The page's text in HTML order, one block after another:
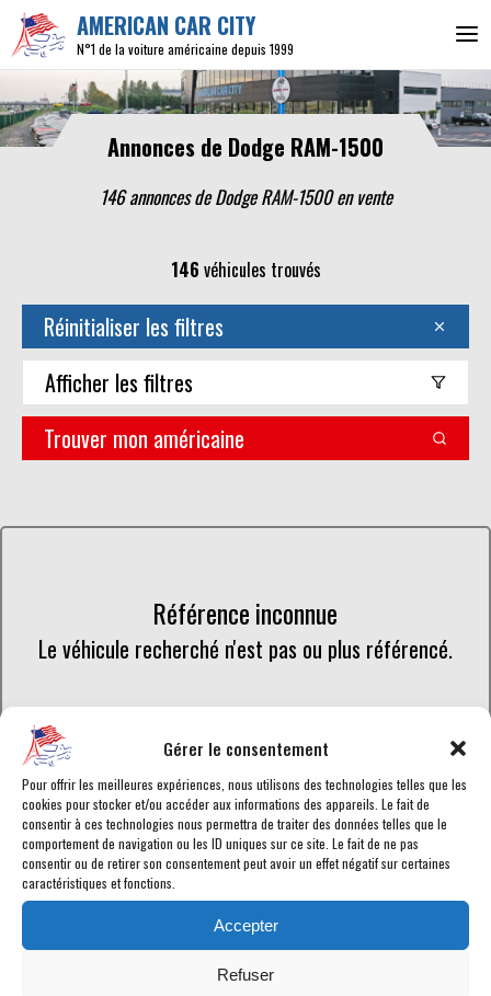
Gérer le consentement
Pour offrir les meilleures expériences, nous utilisons des technologies telles que les
cookies pour stocker et/ou accéder aux informations des appareils. Le fait de
consentir à ces technologies nous permettra de traiter des données telles que le
comportement de navigation ou les ID uniques sur ce site. Le fait de ne pas
consentir ou de retirer son consentement peut avoir un effet négatif sur certaines
caractéristiques et fonctions.
Accepter
Refuser
AMERICAN CAR CITY
N°1 de la voiture américaine depuis 1999
Annonces de Dodge RAM-1500
146 annonces de Dodge RAM-1500 en vente
Retrouvez toutes les annonces de voitures américaines en vente
chez American Car City, en temps réel. Tous les Dodge RAM-1500
ou en cours d'homologation selon les
normes en vigueur afin de disposer d'unecarte grise française.
Chaque véhicule est garanti pour vous assurer le meilleur service
146 véhicules trouvés
Réinitialiser les filtres
Afficher les filtres
Trouver mon américaine
Référence inconnue
Le véhicule recherché n'est pas ou plus référencé.